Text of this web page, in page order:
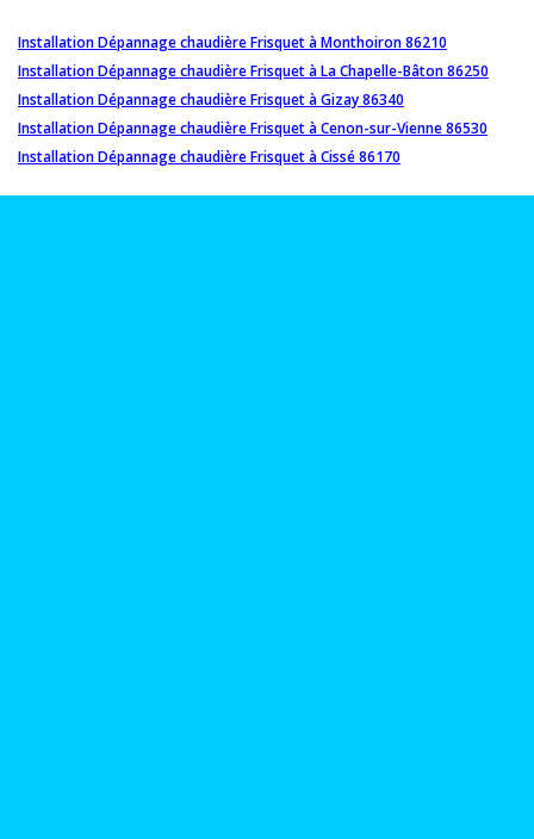
Installation Dépannage chaudière Frisquet à Monthoiron 86210
Installation Dépannage chaudière Frisquet à La Chapelle-Bâton 86250
Installation Dépannage chaudière Frisquet à Gizay 86340
Installation Dépannage chaudière Frisquet à Cenon-sur-Vienne 86530
Installation Dépannage chaudière Frisquet à Cissé 86170